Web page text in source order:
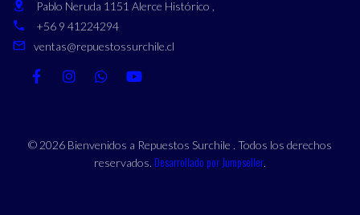
Pablo Neruda 1151 Alerce Histórico ,
+56 9 41224294
ventas@repuestossurchile.cl
© 2026 Bienvenidos a Repuestos Surchile . Todos los derechos
reservados. Desarrollado por Jumpseller.